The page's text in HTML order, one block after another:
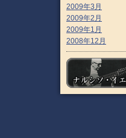
2009年3月
2009年2月
2009年1月
2008年12月